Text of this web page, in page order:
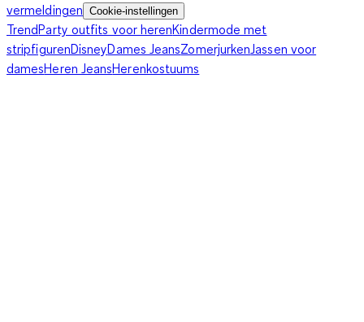
vermeldingen Cookie-instellingen
TrendParty outfits voor herenKindermode met
stripfigurenDisneyDames JeansZomerjurkenJassen voor
damesHeren JeansHerenkostuums